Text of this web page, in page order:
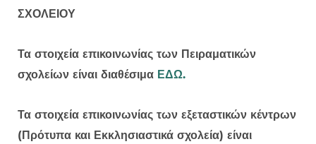
ΣΧΟΛΕΙΟΥ
Τα στοιχεία επικοινωνίας των Πειραματικών
σχολείων είναι διαθέσιμα ΕΔΩ.
Τα στοιχεία επικοινωνίας των εξεταστικών κέντρων
(Πρότυπα και Εκκλησιαστικά σχολεία) είναι